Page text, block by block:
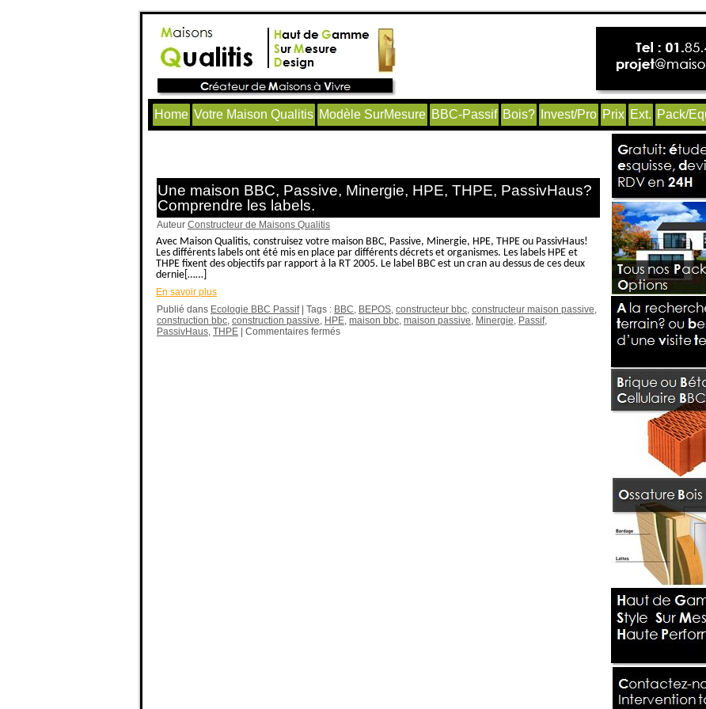
Home Votre Maison Qualitis Modèle SurMesure BBC-Passif Bois? Invest/Pro Prix Ext. Pack/
Une maison BBC, Passive, Minergie, HPE, THPE, PassivHaus?
Comprendre les labels.
Auteur Constructeur de Maisons Qualitis
Avec Maison Qualitis, construisez votre maison BBC, Passive, Minergie, HPE, THPE ou PassivHaus!
Les différents labels ont été mis en place par différents décrets et organismes. Les labels HPE et
THPE fixent des objectifs par rapport à la RT 2005. Le label BBC est un cran au dessus de ces deux
dernie[……]
En savoir plus
Publié dans Ecologie BBC Passif| Tags : BBC, BEPOS, constructeur bbc, constructeur maison passive,
construction bbc, construction passive, HPE, maison bbc, maison passive, Minergie, Passif,
PassivHaus, THPE Commentaires fermés